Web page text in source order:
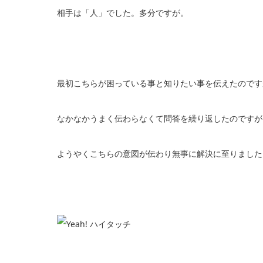
相手は「人」でした。多分ですが。
最初こちらが困っている事と知りたい事を伝えたので
なかなかうまく伝わらなくて問答を繰り返したのですが
ようやくこちらの意図が伝わり無事に解決に至りまし